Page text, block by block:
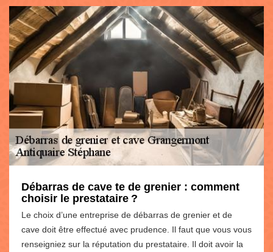
Débarras de cave te de grenier : comment
choisir le prestataire ?
Le choix d’une entreprise de débarras de grenier et de
cave doit être effectué avec prudence. Il faut que vous vous
renseigniez sur la réputation du prestataire. Il doit avoir la